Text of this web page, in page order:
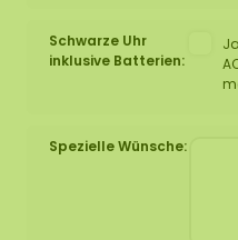
Schwarze Uhr
inklusive Batterien:
Spezielle Wünsche: